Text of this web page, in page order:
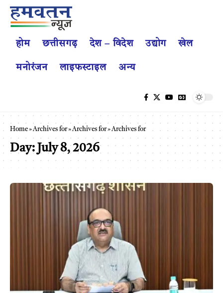
होम छत्तीसगढ़ देश – विदेश उद्योग खेल
मनोरंजन लाइफस्टाइल अन्य
Home» Archives for» Archives for» Archives for
Day: July 8, 2026